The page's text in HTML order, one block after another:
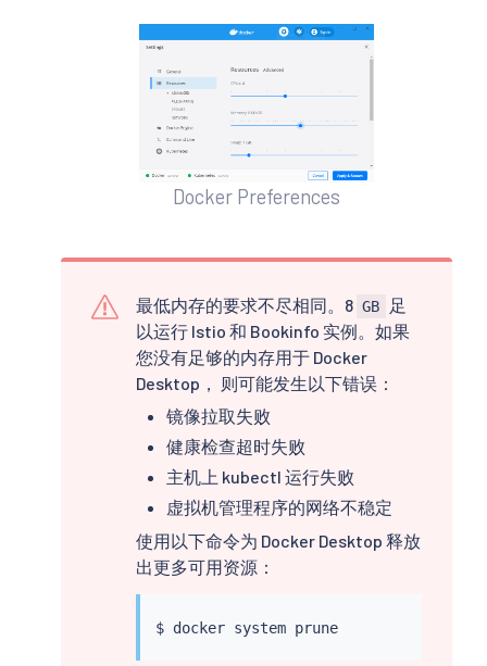
Docker Preferences
最低内存的要求不尽相同。8 GB
足
以运行 Istio 和 Bookinfo 实例。如果
您没有足够的内存用于 Docker
Desktop， 则可能发生以下错误：
镜像拉取失败
健康检查超时失败
主机上 kubectl 运行失败
虚拟机管理程序的网络不稳定
使用以下命令为 Docker Desktop 释放
出更多可用资源：
$ docker system prune